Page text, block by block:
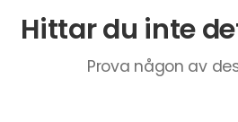
Hittar du inte
Prova någon av